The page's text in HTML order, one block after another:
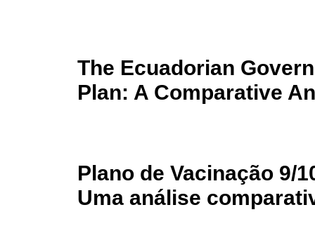
The Ecuadorian
Plan: A Comparative
Plano de Vacinação 9/
Uma análise